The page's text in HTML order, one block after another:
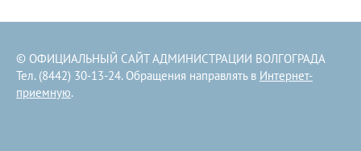
© ОФИЦИАЛЬНЫЙ САЙТ АДМИНИСТРАЦИИ ВОЛГОГРАДА
Тел. (8442) 30-13-24. Обращения направлять в Интернет-
приемную.